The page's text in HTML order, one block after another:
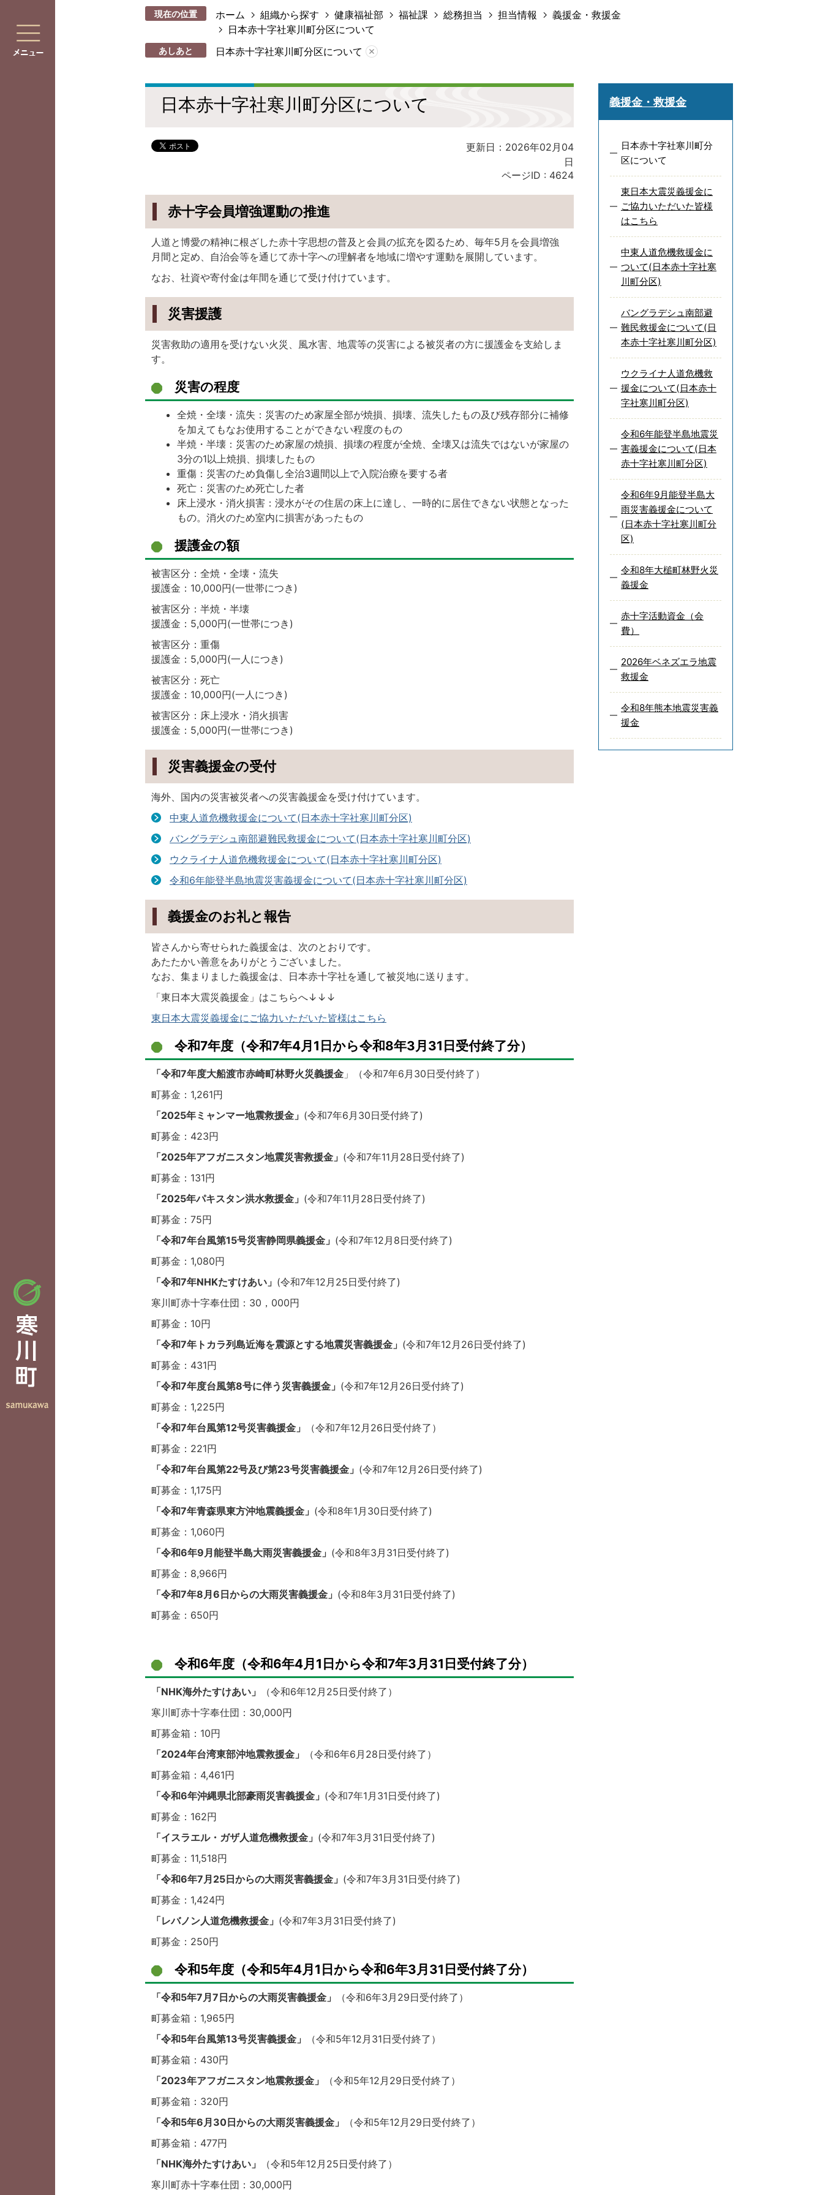
現在の位置 ホーム 組織から探す 健康福祉部 福祉課 総務担当 担当情報
義援金・救援金
日本赤十字社寒川町分区について
あしあと 日本赤十字社寒川町分区について
日本赤十字社寒川町分区について
更新日：2026年02月04
日
ページID : 4624
赤十字会員増強運動の推進
人道と博愛の精神に根ざした赤十字思想の普及と会員の拡充を図るため、毎年5月を会員増強
月間と定め、自治会等を通じて赤十字への理解者を地域に増やす運動を展開しています。
なお、社資や寄付金は年間を通じて受け付けています。
災害援護
災害救助の適用を受けない火災、風水害、地震等の災害による被災者の方に援護金を支給しま
す。
災害の程度
全焼・全壊・流失：災害のため家屋全部が焼損、損壊、流失したもの及び残存部分に補修
を加えてもなお使用することができない程度のもの
半焼・半壊：災害のため家屋の焼損、損壊の程度が全焼、全壊又は流失ではないが家屋の
3分の1以上焼損、損壊したもの
重傷：災害のため負傷し全治3週間以上で入院治療を要する者
死亡：災害のため死亡した者
床上浸水・消火損害：浸水がその住居の床上に達し、一時的に居住できない状態となった
もの。消火のため室内に損害があったもの
援護金の額
被害区分：全焼・全壊・流失
援護金：10,000円(一世帯につき)
被害区分：半焼・半壊
援護金：5,000円(一世帯につき)
被害区分：重傷
援護金：5,000円(一人につき)
被害区分：死亡
援護金：10,000円(一人につき)
被害区分：床上浸水・消火損害
援護金：5,000円(一世帯につき)
災害義援金の受付
海外、国内の災害被災者への災害義援金を受け付けています。
中東人道危機救援金について(日本赤十字社寒川町分区)
バングラデシュ南部避難民救援金について(日本赤十字社寒川町分区)
ウクライナ人道危機救援金について(日本赤十字社寒川町分区)
令和6年能登半島地震災害義援金について(日本赤十字社寒川町分区)
義援金のお礼と報告
皆さんから寄せられた義援金は、次のとおりです。
あたたかい善意をありがとうございました。
なお、集まりました義援金は、日本赤十字社を通して被災地に送ります。
「東日本大震災義援金」はこちらへ↓↓↓
東日本大震災義援金にご協力いただいた皆様はこちら
令和7年度（令和7年4月1日から令和8年3月31日受付終了分）
「令和7年度大船渡市赤崎町林野火災義援金 」（令和7年6月30日受付終了）
町募金：1,261円
「2025年ミャンマー地震救援金」 (令和7年6月30日受付終了)
町募金：423円
「2025年アフガニスタン地震災害救援金」 (令和7年11月28日受付終了)
町募金：131円
「2025年パキスタン洪水救援金」 (令和7年11月28日受付終了)
町募金：75円
「令和7年台風第15号災害静岡県義援金」 (令和7年12月8日受付終了)
町募金：1,080円
「令和7年NHKたすけあい」 (令和7年12月25日受付終了)
寒川町赤十字奉仕団：30，000円
町募金：10円
「令和7年トカラ列島近海を震源とする地震災害義援金」 (令和7年12月26日受付終了)
町募金：431円
「令和7年度台風第8号に伴う災害義援金」 (令和7年12月26日受付終了)
町募金：1,225円
「令和7年台風第12号災害義援金」
（令和7年12月26日受付終了）
町募金：221円
「令和7年台風第22号及び第23号災害義援金」 (令和7年12月26日受付終了)
町募金：1,175円
「令和7年青森県東方沖地震義援金」 (令和8年1月30日受付終了)
町募金：1,060円
「令和6年9月能登半島大雨災害義援金」 (令和8年3月31日受付終了)
町募金：8,966円
「令和7年8月6日からの大雨災害義援金」 (令和8年3月31日受付終了)
町募金：650円
令和6年度（令和6年4月1日から令和7年3月31日受付終了分）
「NHK海外たすけあい」
（令和6年12月25日受付終了）
寒川町赤十字奉仕団：30,000円
町募金箱：10円
「2024年台湾東部沖地震救援金」
（令和6年6月28日受付終了）
町募金箱：4,461円
「令和6年沖縄県北部豪雨災害義援金」 (令和7年1月31日受付終了)
町募金：162円
「イスラエル・ガザ人道危機救援金」 (令和7年3月31日受付終了)
町募金：11,518円
「令和6年7月25日からの大雨災害義援金」 (令和7年3月31日受付終了)
町募金：1,424円
「レバノン人道危機救援金」 (令和7年3月31日受付終了)
町募金：250円
令和5年度（令和5年4月1日から令和6年3月31日受付終了分）
「令和5年7月7日からの大雨災害義援金」
（令和6年3月29日受付終了）
町募金箱：1,965円
「令和5年台風第13号災害義援金」
（令和5年12月31日受付終了）
町募金箱：430円
「2023年アフガニスタン地震救援金」
（令和5年12月29日受付終了）
町募金箱：320円
「令和5年6月30日からの大雨災害義援金」
（令和5年12月29日受付終了）
町募金箱：477円
「NHK海外たすけあい」
（令和5年12月25日受付終了）
寒川町赤十字奉仕団：30,000円
義援金・救援金
日本赤十字社寒川町分
区について
東日本大震災義援金に
ご協力いただいた皆様
はこちら
中東人道危機救援金に
ついて(日本赤十字社寒
川町分区)
バングラデシュ南部避
難民救援金について(日
本赤十字社寒川町分区)
ウクライナ人道危機救
援金について(日本赤十
字社寒川町分区)
令和6年能登半島地震災
害義援金について(日本
赤十字社寒川町分区)
令和6年9月能登半島大
雨災害義援金について
(日本赤十字社寒川町分
区)
令和8年大槌町林野火災
義援金
赤十字活動資金（会
費）
2026年ベネズエラ地震
救援金
令和8年熊本地震災害義
援金